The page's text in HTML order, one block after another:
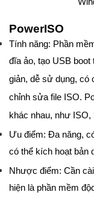
PowerISO
Tính năng: Phần
đĩa ảo, tạo USB
giản, dễ sử dụng, có
chỉnh sửa file ISO.
khác nhau, như
Ưu điểm: Đa năng,
có thể kích hoạt bản
Nhược điểm: Cần
hiện là phần mềm